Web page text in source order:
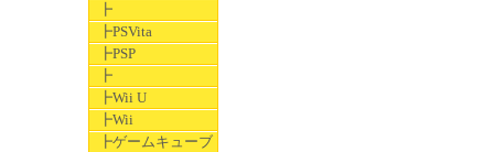
┣
┣PSVita
┣PSP
┣
┣Wii U
┣Wii
┣ゲームキューブ